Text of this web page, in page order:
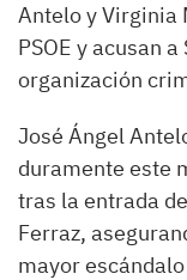
Antelo y Virginia
PSOE y acusan
organización
José Ángel
duramente este
tras la entrada
Ferraz,
mayor